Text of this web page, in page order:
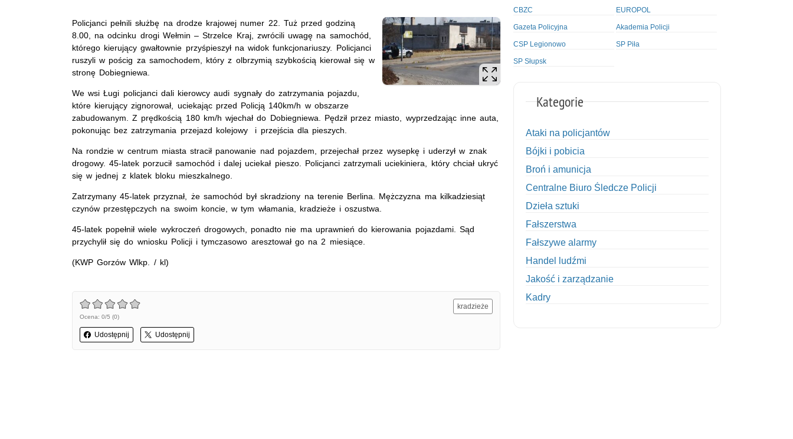
Policjanci pełnili służbę na drodze krajowej numer 22. Tuż przed godziną
8.00, na odcinku drogi Wełmin – Strzelce Kraj, zwrócili uwagę na samochód,
którego kierujący gwałtownie przyśpieszył na widok funkcjonariuszy. Policjanci
ruszyli w pościg za samochodem, który z olbrzymią szybkością kierował się w
stronę Dobiegniewa.
We wsi Ługi policjanci dali kierowcy audi sygnały do zatrzymania pojazdu,
które kierujący zignorował, uciekając przed Policją 140km/h w obszarze
zabudowanym. Z prędkością 180 km/h wjechał do Dobiegniewa. Pędził przez miasto, wyprzedzając inne auta,
pokonując bez zatrzymania przejazd kolejowy i przejścia dla pieszych.
Na rondzie w centrum miasta stracił panowanie nad pojazdem, przejechał przez wysepkę i uderzył w znak
drogowy. 45-latek porzucił samochód i dalej uciekał pieszo. Policjanci zatrzymali uciekiniera, który chciał ukryć
się w jednej z klatek bloku mieszkalnego.
Zatrzymany 45-latek przyznał, że samochód był skradziony na terenie Berlina. Mężczyzna ma kilkadziesiąt
czynów przestępczych na swoim koncie, w tym włamania, kradzieże i oszustwa.
45-latek popełnił wiele wykroczeń drogowych, ponadto nie ma uprawnień do kierowania pojazdami. Sąd
przychylił się do wniosku Policji i tymczasowo aresztował go na 2 miesiące.
(KWP Gorzów Wlkp. / kl)
Ocena: 0/5 (0)
Udostępnij Udostępnij
kradzieże
CBZC EUROPOL
Gazeta Policyjna Akademia Policji
CSP Legionowo SP Piła
SP Słupsk
Kategorie
Ataki na policjantów
Bójki i pobicia
Broń i amunicja
Centralne Biuro Śledcze Policji
Dzieła sztuki
Fałszerstwa
Fałszywe alarmy
Handel ludźmi
Jakość i zarządzanie
Kadry